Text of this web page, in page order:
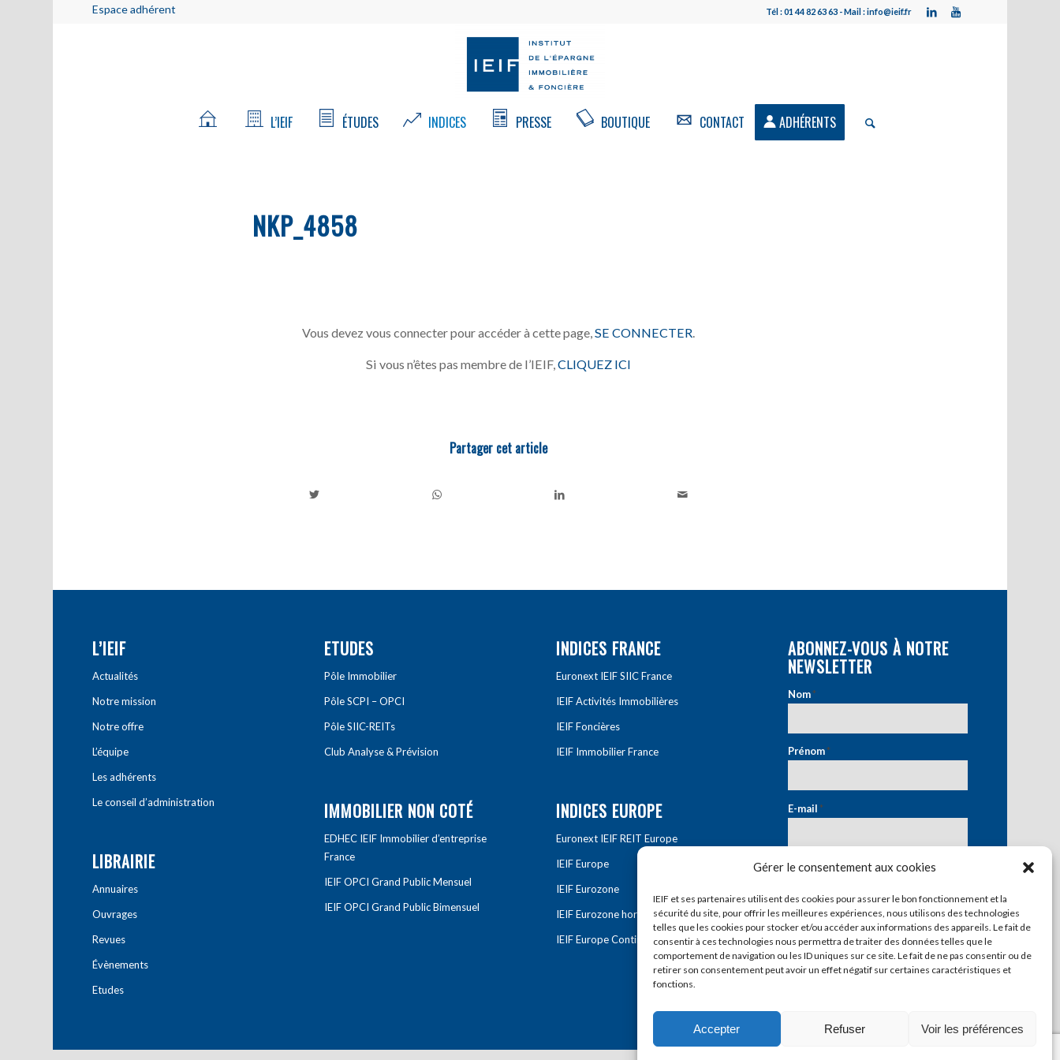
Gérer le consentement aux cookies
IEIF et ses partenaires utilisent des cookies pour assurer le bon fonctionnement et la
sécurité du site, pour offrir les meilleures expériences, nous utilisons des technologies
telles que les cookies pour stocker et/ou accéder aux informations des appareils. Le fait de
consentir à ces technologies nous permettra de traiter des données telles que le
comportement de navigation ou les ID uniques sur ce site. Le fait de ne pas consentir ou de
retirer son consentement peut avoir un effet négatif sur certaines caractéristiques et
fonctions.
Accepter Refuser Voir les préférences
Espace adhérent Tél : 01 44 82 63 63 - Mail : info@ieif.fr
L’IEIF ÉTUDES INDICES PRESSE BOUTIQUE CONTACT ADHÉRENTS
NKP_4858
Vous devez vous connecter pour accéder à cette page, SE CONNECTER
Si vous n’êtes pas membre de l’IEIF,CLIQUEZ ICI
Partager cet article
L’IEIF
Actualités
Notre mission
Notre offre
L’équipe
Les adhérents
Le conseil d’administration
LIBRAIRIE
Annuaires
Ouvrages
Revues
Évènements
Etudes
ETUDES
Pôle Immobilier
Pôle SCPI – OPCI
Pôle SIIC-REITs
Club Analyse & Prévision
IMMOBILIER NON COTÉ
EDHEC IEIF Immobilier d’entreprise
France
IEIF OPCI Grand Public Mensuel
IEIF OPCI Grand Public Bimensuel
INDICES FRANCE
Euronext IEIF SIIC France
IEIF Activités Immobilières
IEIF Foncières
IEIF Immobilier France
INDICES EUROPE
Euronext IEIF REIT Europe
IEIF Europe
IEIF Eurozone
IEIF Eurozone hors France
IEIF Europe Continentale
ABONNEZ-VOUS À NOTRE
NEWSLETTER
Nom*
Prénom*
E-mail*